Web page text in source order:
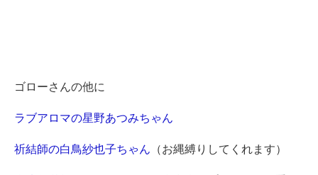
ゴローさんの他に
ラブアロマの星野あつみちゃん
祈結師の白鳥紗也子ちゃん （お縄縛りしてくれます）